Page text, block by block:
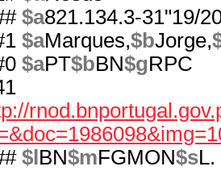
$a821.134.3-31"19/
$aMarques,$bJorge,
$aPT$bBN$gRPC
$l BN$mFGMON$sL.